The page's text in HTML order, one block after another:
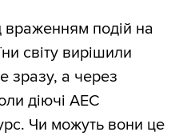
враженням подій на
світу вирішили
зразу, а через
діючі АЕС
Чи можуть вони це